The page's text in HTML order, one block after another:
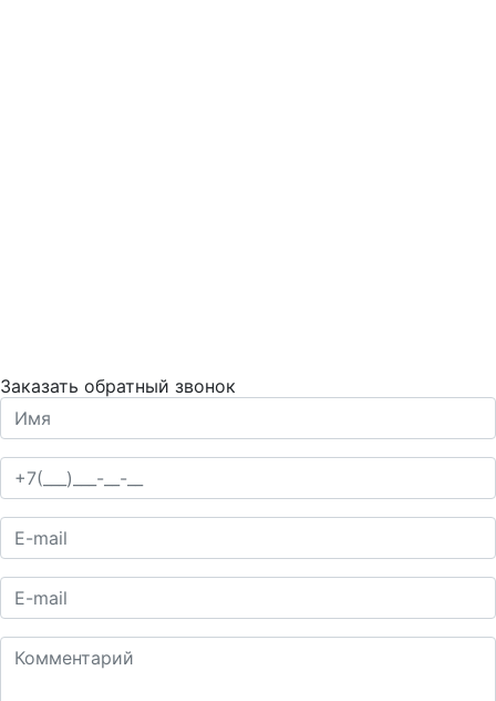
Заказать обратный звонок